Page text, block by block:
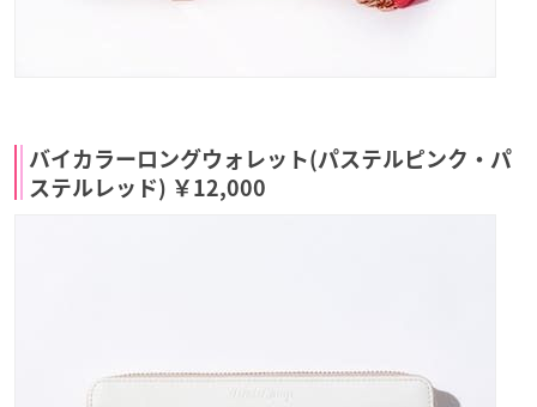
バイカラーロングウォレット(パステルピンク・パ
ステルレッド) ￥12,000